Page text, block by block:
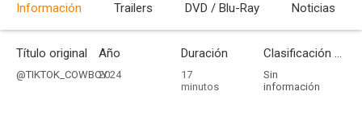
Información Trailers DVD / Blu-Ray Noticias
Título original
@TIKTOK_COWBOY
Año
2024
Duración
17
minutos
Clasificación por edades
Sin
información